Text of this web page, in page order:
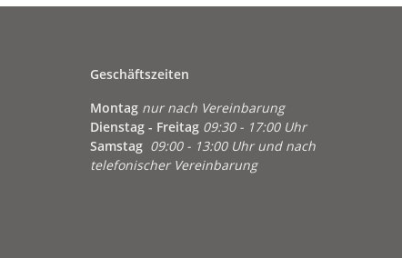
Geschäftszeiten
Montag nur nach Vereinbarung
Dienstag - Freitag 09:30 - 17:00 Uhr
Samstag 09:00 - 13:00 Uhr und nach
telefonischer Vereinbarung